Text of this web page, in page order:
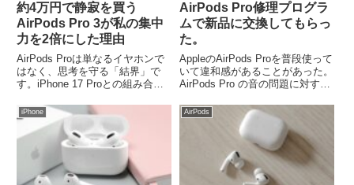
約4万円で静寂を買う
AirPods Pro 3が私の集中
力を2倍にした理由
AirPods Proは単なるイヤホンで
はなく、思考を守る「結界」で
す。iPhone 17 Proとの組み合わ
る活用術を紹介。ミニマリズムの
視点から、ノイズキャンセリング
がもたらす集中力の正体を解説し
ます。
AirPods Pro修理プログラ
ムで新品に交換してもらっ
た。
AppleのAirPods Proを普段使って
いて違和感があることがあった。
AirPods Pro の音の問題に対する
のがあり検査してもらえるようで
す。結果、Apple Store(Apple 正
規サービスプロ...
iPhone AirPods